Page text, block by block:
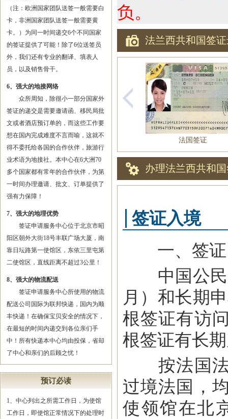
（注：欧洲国家团队送签一般需要白
卡，非洲国家团队送签一般需要黄
卡。）为同一时间递交6个不同国家
的签证提供了可能！除了6位送签员
外，我们还有专业的翻译、填表人
员，以及销售骨干。
6、强大的地接网络
众所周知，除很小一部分国家外
签证的递交是需要邀请函、移民局批
文或者酒店预订单的，而这些工作要
想在国内完成难度不言而喻，这就不
得不委托给各国的合作伙伴，旅游行
业术语为地接社。本中心在6大洲70
多个国家都有常年的合作伙伴，为第
一时间办理邀请、批文、订单提供了
强有力保障！
7、强大的地理优势
签证申请服务中心位于北京市昭
阳区朝外大街18号丰联广场大厦，南
靠日坛路第一使馆区，东依三里屯第
二使馆区，直线距离不超过3公里！
8、强大的物流配送
签证申请服务中心所使用的物流
配送公司国际为联邦快递，国内为顺
丰快递！在确保宝贝安全的情况下，
在最短的时间内递交到各位亲们手
中！所有快递本中心均由投保，省却
了中心和亲们的后顾之忧！
预订必读
1、中心列出之所需工作日，为使馆
工作日，即使馆正常情况下的处理时
负。
法兰西共和国签
法国签证
办理法兰西共和
签证入境
一、签证
中国公民
月）和长期
根签证有访
根签证有长
按法国法
过境法国，
使领馆在北